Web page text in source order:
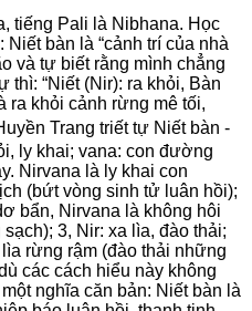
tiếng Pali là Nibhana. Học
bàn là “cảnh trí của nhà
và tự biết rằng mình chẳng
thì: “Niết (Nir): ra khỏi, Bàn
ra khỏi cảnh rừng mê tối,
Trang triết tự Niết bàn -
ly khai; vana: con đường
Nirvana là ly khai con
(bứt vòng sinh tử luân hồi);
bẩn, Nirvana là không hôi
3, Nir: xa lìa, đào thải;
rừng rậm (đào thải những
các cách hiểu này không
nghĩa căn bản: Niết bàn là